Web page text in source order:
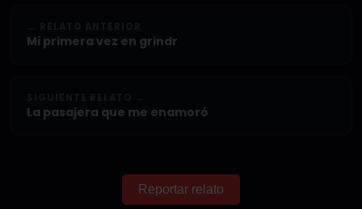
Mi primera vez en grindr
La pasajera que me enamoró
Reportar relato